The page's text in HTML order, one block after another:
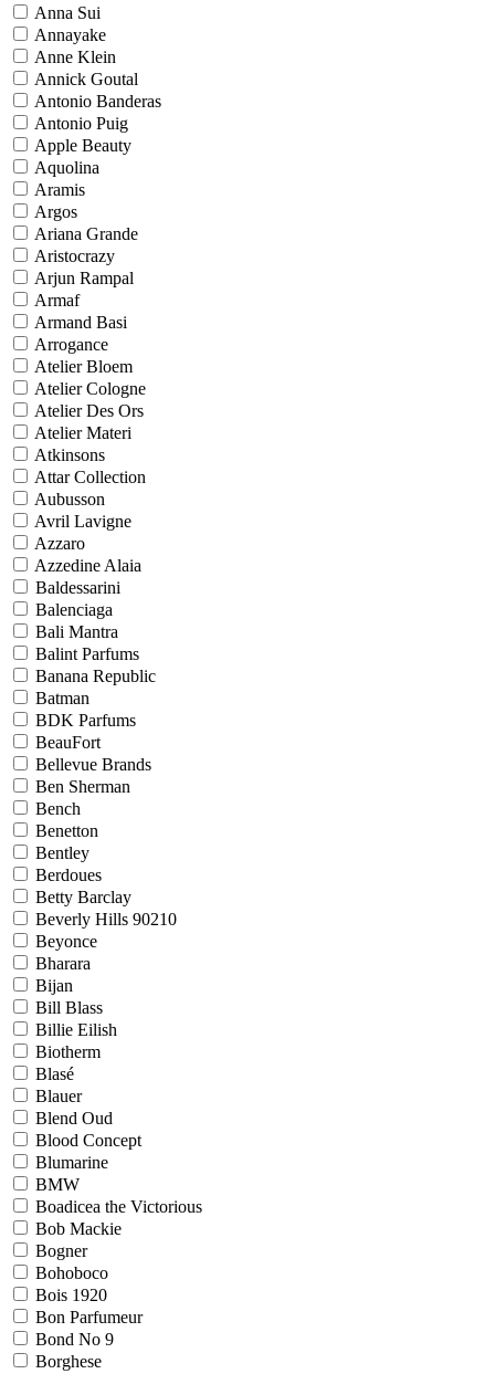
Anna Sui
Annayake
Anne Klein
Annick Goutal
Antonio Banderas
Antonio Puig
Apple Beauty
Aquolina
Aramis
Argos
Ariana Grande
Aristocrazy
Arjun Rampal
Armaf
Armand Basi
Arrogance
Atelier Bloem
Atelier Cologne
Atelier Des Ors
Atelier Materi
Atkinsons
Attar Collection
Aubusson
Avril Lavigne
Azzaro
Azzedine Alaia
Baldessarini
Balenciaga
Bali Mantra
Balint Parfums
Banana Republic
Batman
BDK Parfums
BeauFort
Bellevue Brands
Ben Sherman
Bench
Benetton
Bentley
Berdoues
Betty Barclay
Beverly Hills 90210
Beyonce
Bharara
Bijan
Bill Blass
Billie Eilish
Biotherm
Blasé
Blauer
Blend Oud
Blood Concept
Blumarine
BMW
Boadicea the Victorious
Bob Mackie
Bogner
Bohoboco
Bois 1920
Bon Parfumeur
Bond No 9
Borghese